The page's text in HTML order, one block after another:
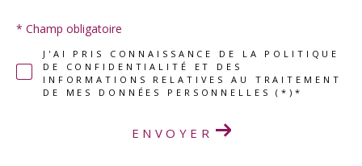
J'AI PRIS CONNAISSANCE DE LA POLITIQUE
DE CONFIDENTIALITÉ ET DES
INFORMATIONS RELATIVES AU TRAITEMENT
DE MES DONNÉES PERSONNELLES (*)*
* Champ obligatoire
ENVOYER